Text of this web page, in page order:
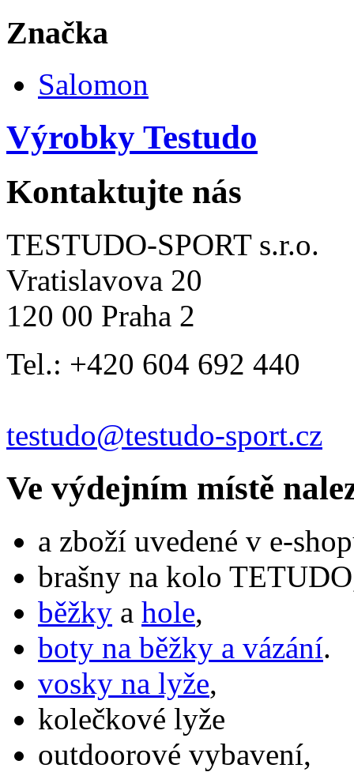
Značka
Salomon
Výrobky Testudo
Kontaktujte nás
TESTUDO-SPORT s.r.o.
Vratislavova 20
120 00 Praha 2
Tel.: +420 604 692 440
testudo@testudo-sport.cz
Ve výdejním místě
a zboží uvedené v e-
brašny na kolo
běžky a hole,
boty na běžky a vázání.
vosky na lyže,
kolečkové lyže
outdoorové vybavení,